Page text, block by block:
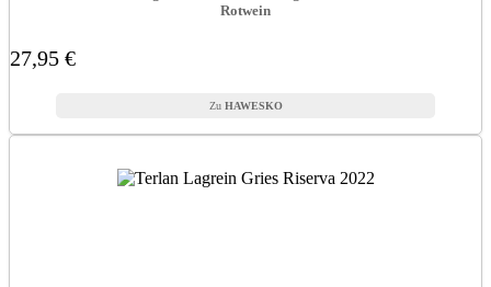
Rotwein
27,95 €
HAWESKO